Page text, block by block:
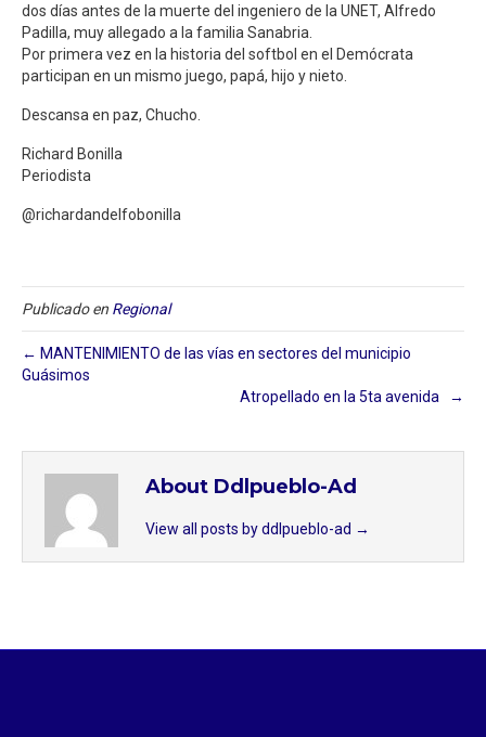
dos días antes de la muerte del ingeniero de la UNET, Alfredo
Padilla, muy allegado a la familia Sanabria.
Por primera vez en la historia del softbol en el Demócrata
participan en un mismo juego, papá, hijo y nieto.
Descansa en paz, Chucho.
Richard Bonilla
Periodista
@richardandelfobonilla
Publicado en Regional
← MANTENIMIENTO de las vías en sectores del municipio
Guásimos
Atropellado en la 5ta avenida ⁣ ⁣ →
About Ddlpueblo-Ad
View all posts by ddlpueblo-ad →